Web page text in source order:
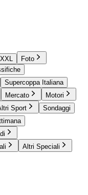
Foto
Supercoppa Italiana
Mercato
Motori
Sport
Sondaggi
Altri Speciali